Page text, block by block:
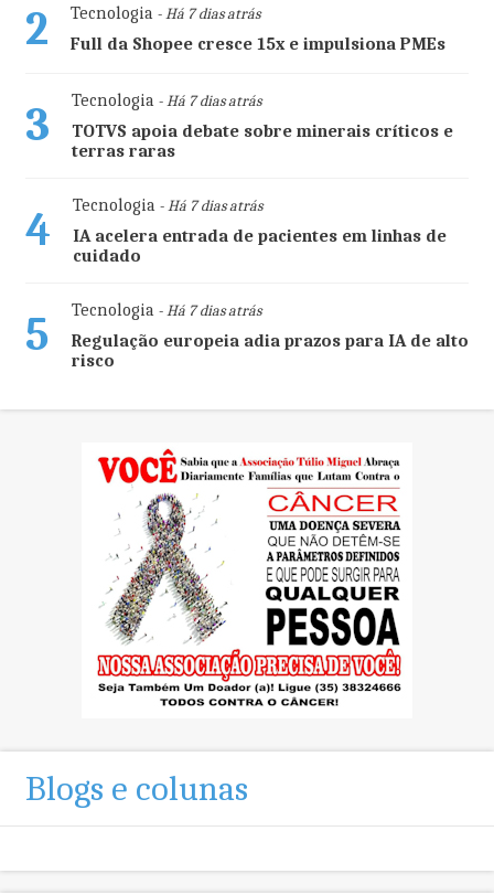
2 Tecnologia- Há 7 dias atrás
Full da Shopee cresce 15x e impulsiona PMEs
3 Tecnologia- Há 7 dias atrás
TOTVS apoia debate sobre minerais críticos e
terras raras
4 Tecnologia- Há 7 dias atrás
IA acelera entrada de pacientes em linhas de
cuidado
5 Tecnologia- Há 7 dias atrás
Regulação europeia adia prazos para IA de alto
risco
Blogs e colunas